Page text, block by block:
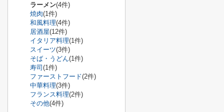
ラーメン(4件)
焼肉(1件)
和風料理(4件)
居酒屋(12件)
イタリア料理(1件)
スイーツ(3件)
そば・うどん(1件)
寿司 (1件)
ファーストフード(2件)
中華料理(3件)
フランス料理(2件)
その他(4件)